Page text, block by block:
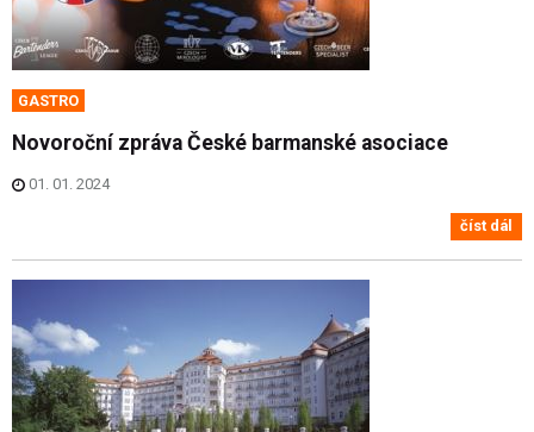
GASTRO
Novoroční zpráva České barmanské asociace
01. 01. 2024
číst dál